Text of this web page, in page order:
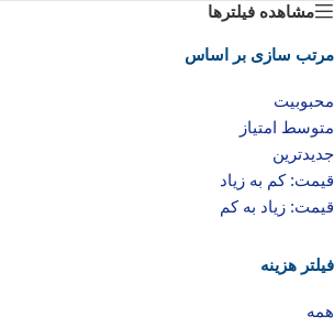
مشاهده فیلترها
مرتب سازی بر اساس
محبوبیت
متوسط امتیاز
جدیدترین
قیمت: کم به زیاد
قیمت: زیاد به کم
فیلتر هزینه
همه